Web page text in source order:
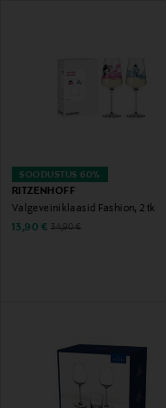
SOODUSTUS 60%
RITZENHOFF
Valgeveiniklaasid Fashion, 2 tk
Discounted Price
13,90 € Original Price
34,90 €